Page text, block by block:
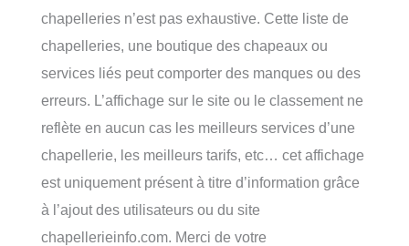
chapelleries n’est pas exhaustive. Cette liste de
chapelleries, une boutique des chapeaux ou
services liés peut comporter des manques ou des
erreurs. L’affichage sur le site ou le classement ne
reflète en aucun cas les meilleurs services d’une
chapellerie, les meilleurs tarifs, etc… cet affichage
est uniquement présent à titre d’information grâce
à l’ajout des utilisateurs ou du site
chapellerieinfo.com. Merci de votre